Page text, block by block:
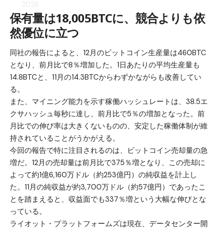
保有量は18,005BTCに、競合よりも依
然優位に立つ
同社の報告によると、12月のビットコイン生産量は460BTC
となり、前月比で8％増加した。1日あたりの平均生産量も
14.8BTCと、11月の14.3BTCからわずかながらも改善してい
る。
また、マイニング能力を示す稼働ハッシュレートは、38.5エ
クサハッシュ毎秒に達し、前月比で5％の増加となった。前
月比での伸び率は大きくないものの、安定した稼働体制が維
持されていることがうかがえる。
今回の報告で特に注目されるのは、ビットコイン売却量の急
増だ。12月の売却量は前月比で375％増となり、この売却に
よって約1億6,160万ドル（約253億円）の純収益を計上し
た。11月の純収益が約3,700万ドル（約57億円）であったこ
とを踏まえると、収益面でも337％増という大幅な伸びとな
っている。
ライオット・プラットフォームズは現在、データセンター開